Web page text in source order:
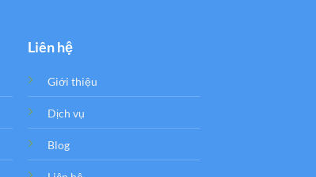
Liên hệ
Giới thiệu
Dịch vụ
Blog